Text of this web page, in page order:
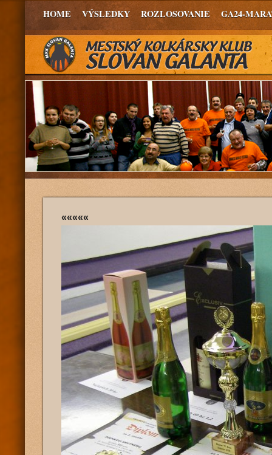
HOME VÝSLEDKY ROZLOSOVANIE GA24-
«««««